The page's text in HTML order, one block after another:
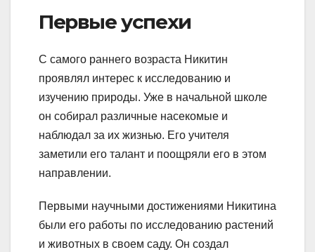
Первые успехи
С самого раннего возраста Никитин
проявлял интерес к исследованию и
изучению природы. Уже в начальной школе
он собирал различные насекомые и
наблюдал за их жизнью. Его учителя
заметили его талант и поощряли его в этом
направлении.
Первыми научными достижениями Никитина
были его работы по исследованию растений
и животных в своем саду. Он создал